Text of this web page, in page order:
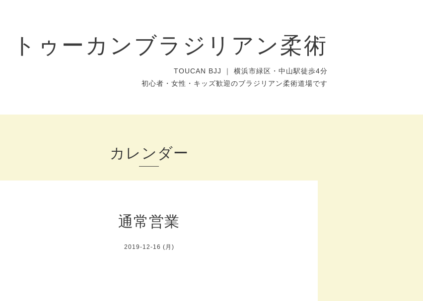
トゥーカンブラジリアン柔術
TOUCAN BJJ ｜ 横浜市緑区・中山駅徒歩4分
初心者・女性・キッズ歓迎のブラジリアン柔術道場です
カレンダー
通常営業
2019-12-16 (月)